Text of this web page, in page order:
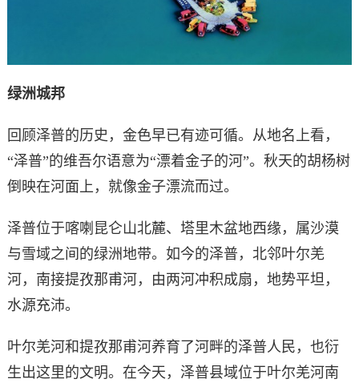
绿洲城邦
回顾泽普的历史，金色早已有迹可循。从地名上看，
“泽普”的维吾尔语意为“漂着金子的河”。秋天的胡杨树
倒映在河面上，就像金子漂流而过。
泽普位于喀喇昆仑山北麓、塔里木盆地西缘，属沙漠
与雪域之间的绿洲地带。如今的泽普，北邻叶尔羌
河，南接提孜那甫河，由两河冲积成扇，地势平坦，
水源充沛。
叶尔羌河和提孜那甫河养育了河畔的泽普人民，也衍
生出这里的文明。在今天，泽普县域位于叶尔羌河南